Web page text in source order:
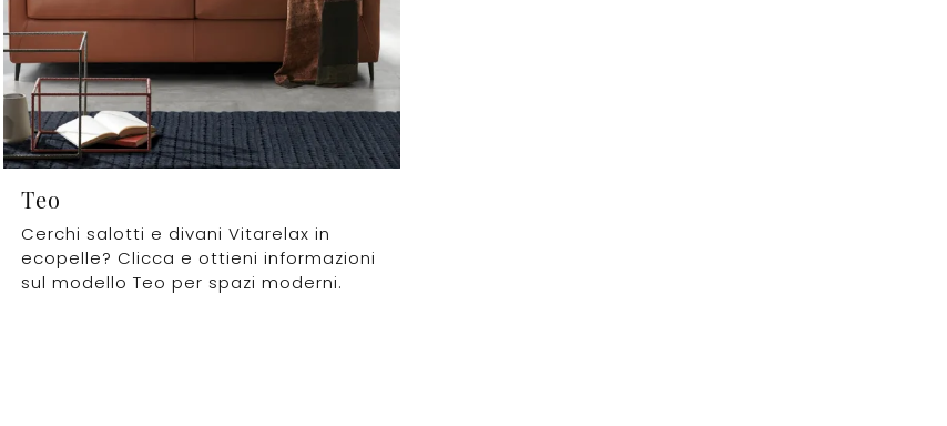
Teo
Cerchi salotti e divani Vitarelax in
ecopelle? Clicca e ottieni informazioni
sul modello Teo per spazi moderni.